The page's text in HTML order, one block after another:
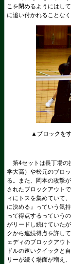
こを閉めるようにはし
に追い付かれることな
▲ブロックを
第4セットは長丁場の
学大高）や松元のブロ
る。また、岡本の攻撃
されたブロックアウト
ィにトスを集めていて
に決める』っていう気
って得点するっていう
がリードし続けていた
クから連続得点を許し
ェディのブロックアウ
ドルの速いクイックと
リーが続く場面が増え